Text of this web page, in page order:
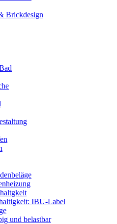
Brickdesign
IBU-Label
und belastbar